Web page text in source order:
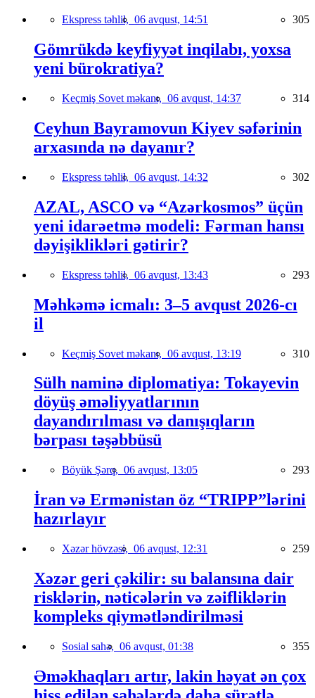
Ekspress təhlil, 06 avqust, 14:51 305
Gömrükdə keyfiyyət inqilabı, yoxsa
yeni bürokratiya?
Keçmiş Sovet məkanı, 06 avqust, 14:37 314
Ceyhun Bayramovun Kiyev səfərinin
arxasında nə dayanır?
Ekspress təhlil, 06 avqust, 14:32 302
AZAL, ASCO və “Azərkosmos” üçün
yeni idarəetmə modeli: Fərman hansı
dəyişiklikləri gətirir?
Ekspress təhlil, 06 avqust, 13:43 293
Məhkəmə icmalı: 3–5 avqust 2026-cı
il
Keçmiş Sovet məkanı, 06 avqust, 13:19 310
Sülh naminə diplomatiya: Tokayevin
döyüş əməliyyatlarının
dayandırılması və danışıqların
bərpası təşəbbüsü
Böyük Şərq, 06 avqust, 13:05 293
İran və Ermənistan öz “TRIPP”lərini
hazırlayır
Xəzər hövzəsi, 06 avqust, 12:31 259
Xəzər geri çəkilir: su balansına dair
risklərin, nəticələrin və zəifliklərin
kompleks qiymətləndirilməsi
Sosial sahə, 06 avqust, 01:38 355
Əməkhaqları artır, lakin həyat ən çox